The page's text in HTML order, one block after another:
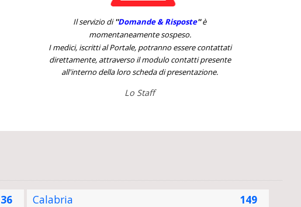
Il servizio di''Domande & Risposte''è
momentaneamente sospeso.
I medici, iscritti al Portale, potranno essere contattati
direttamente, attraverso il modulo contatti presente
all'interno della loro scheda di presentazione.
Lo Staff
36 Calabria
149